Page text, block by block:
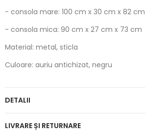
- consola mare: 100 cm x 30 cm x 82 cm
- consola mica: 90 cm x 27 cm x 73 cm
Material: metal, sticla
Culoare: auriu antichizat, negru
DETALII
LIVRARE ȘI RETURNARE